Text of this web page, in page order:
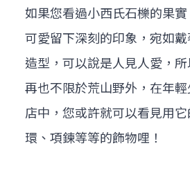
如果您看過小西氏石櫟的果
可愛留下深刻的印象，宛如
造型，可以說是人見人愛，
再也不限於荒山野外，在年
店中，您或許就可以看見用
環、項鍊等等的飾物哩！